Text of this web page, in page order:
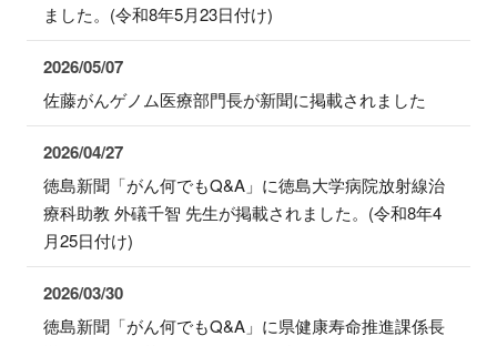
ました。(令和8年5月23日付け)
2026/05/07
佐藤がんゲノム医療部門長が新聞に掲載されました
2026/04/27
徳島新聞「がん何でもQ&A」に徳島大学病院放射線治
療科助教 外礒千智 先生が掲載されました。(令和8年4
月25日付け)
2026/03/30
徳島新聞「がん何でもQ&A」に県健康寿命推進課係長